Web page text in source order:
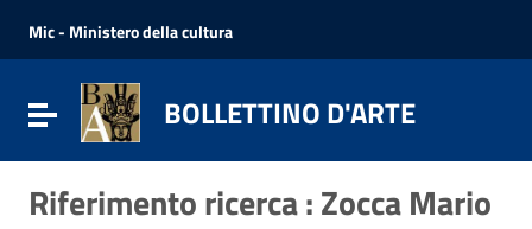
Vai al menu di navigazione
Vai al footer
Mic - Ministero della cultura
Attiva / disattiva la navigazione
BOLLETTINO D'ARTE
Riferimento ricerca : Zocca Mario